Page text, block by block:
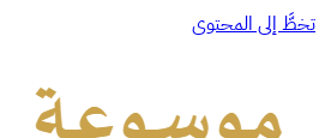
تخطَّ إلى المحتوى